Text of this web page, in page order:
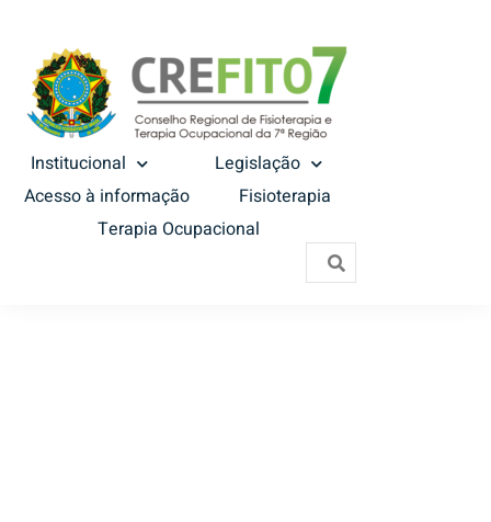
Institucional
Legislação
Acesso à informação
Fisioterapia
Terapia Ocupacional